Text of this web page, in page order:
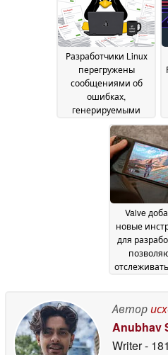
Разработчики Linux
перегружены
сообщениями об
ошибках,
генерируемыми
искусственным
интеллектом18 May
2026
Valve
новые
для
игроков,
помочь
24 April
Автор
Anubhav
Writer-